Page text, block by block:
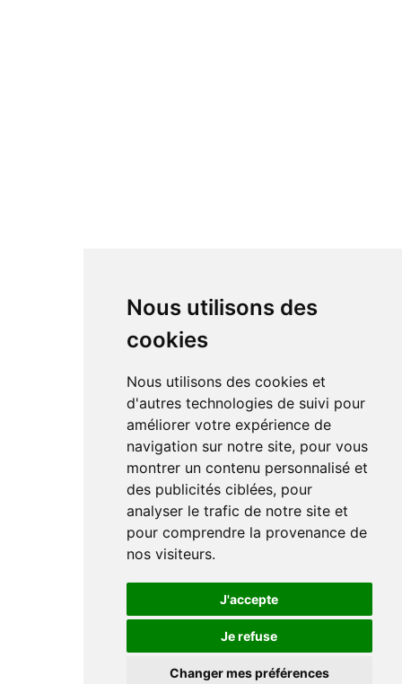
Nous utilisons des
cookies
Nous utilisons des cookies et
d'autres technologies de suivi pour
améliorer votre expérience de
navigation sur notre site, pour vous
montrer un contenu personnalisé et
des publicités ciblées, pour
analyser le trafic de notre site et
pour comprendre la provenance de
nos visiteurs.
J'accepte
Je refuse
Changer mes préférences